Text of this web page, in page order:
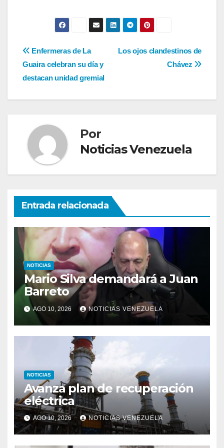
Navegación
de
entradas
Los ojos clandestinos de
Chávez
Enfermeras de La
Guaira celebran su día y
destacan unidad gremial
Por
Noticias Venezuela
Entrada relacionada
NOTICIAS
Mario Silva demandará a Juan
Barreto
AGO 10, 2026 NOTICIAS VENEZUELA
NOTICIAS
Avanza plan de recuperación
eléctrica
AGO 10, 2026 NOTICIAS VENEZUELA